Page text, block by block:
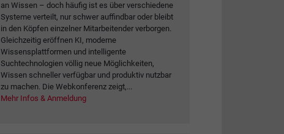
an Wissen – doch häufig ist es über verschiedene
Systeme verteilt, nur schwer auffindbar oder bleibt
in den Köpfen einzelner Mitarbeitender verborgen.
Gleichzeitig eröffnen KI, moderne
Wissensplattformen und intelligente
Suchtechnologien völlig neue Möglichkeiten,
Wissen schneller verfügbar und produktiv nutzbar
zu machen. Die Webkonferenz zeigt,...
Mehr Infos & Anmeldung